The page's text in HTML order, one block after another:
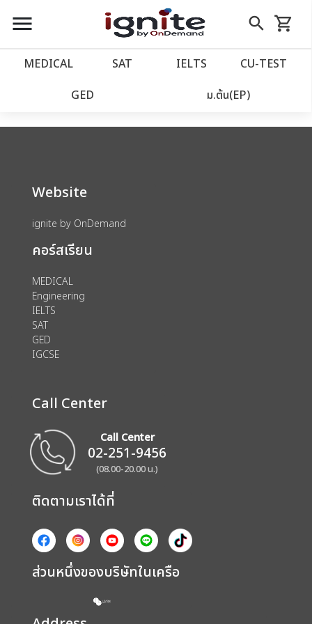
close
account_balance หน้าแรก
เว็บไซต์อิกไนท์
account_circle เข้าสู่ระบบ
assignment ลงทะเบียน
menu search
Skip
to
shopping_cart
รถเข็น
MEDICAL SAT IELTS CU‑TEST
GED ม.ต้น(EP)
We could not find anything for catalog
category view s sat subject test id 379
Website
ignite by OnDemand
คอร์สเรียน
MEDICAL
Engineering
IELTS
SAT
GED
IGCSE
Call Center
Call Center
02-251-9456
(08.00-20.00 น.)
ติดตามเราได้ที่
ส่วนหนึ่งของบริษัทในเครือ